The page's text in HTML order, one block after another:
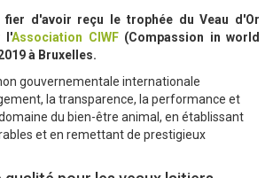
fier d'avoir reçu le trophée du Veau d'Or
l'Association CIWF(Compassion in world
à Bruxelles.
gouvernementale internationale
la transparence, la performance et
du bien-être animal, en établissant
et en remettant de prestigieux